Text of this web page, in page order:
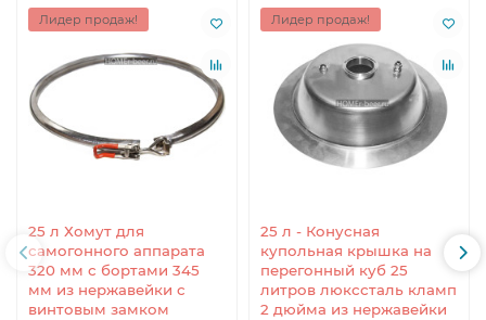
Лидер продаж!
25 л Хомут для
самогонного аппарата
320 мм с бортами 345
мм из нержавейки с
винтовым замком
Лидер продаж!
25 л - Конусная
купольная крышка на
перегонный куб 25
литров люкссталь кламп
2 дюйма из нержавейки